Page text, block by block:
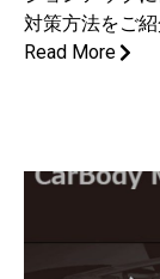
対策方法をご
Read More